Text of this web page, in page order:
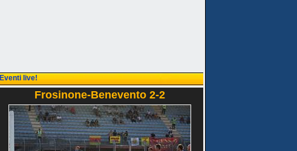
Eventi live!
Frosinone-Benevento 2-2